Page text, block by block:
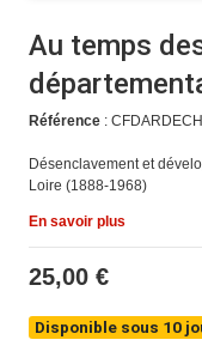
Au temps
Référence:
Désenclavement et
Loire (1888-1968)
En savoir plus
25,00 €
Disponible sous 10